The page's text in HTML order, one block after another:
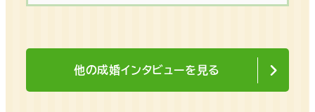
他の成婚インタビューを見る